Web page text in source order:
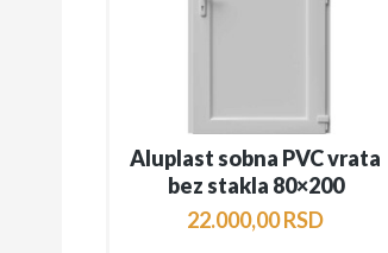
Aluplast sobna PVC vrata
bez stakla 80×200
22.000,00RSD